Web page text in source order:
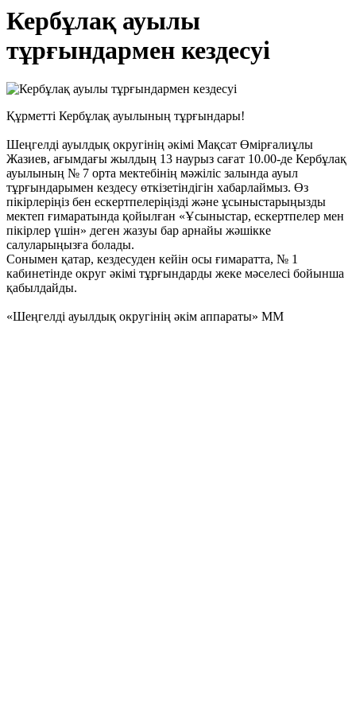
Кербұлақ ауылы
тұрғындармен кездесуі
Құрметті Кербұлақ ауылының тұрғындары!
Шеңгелді ауылдық округінің әкімі Мақсат Өмірғалиұлы
Жазиев, ағымдағы жылдың 13 наурыз сағат 10.00-де Кербұлақ
ауылының № 7 орта мектебінің мәжіліс залында ауыл
тұрғындарымен кездесу өткізетіндігін хабарлаймыз. Өз
пікірлеріңіз бен ескертпелеріңізді және ұсыныстарыңызды
мектеп ғимаратында қойылған «Ұсыныстар, ескертпелер мен
пікірлер үшін» деген жазуы бар арнайы жәшікке
салуларыңызға болады.
Сонымен қатар, кездесуден кейін осы ғимаратта, № 1
кабинетінде округ әкімі тұрғындарды жеке мәселесі бойынша
қабылдайды.
«Шеңгелді ауылдық округінің әкім аппараты» ММ